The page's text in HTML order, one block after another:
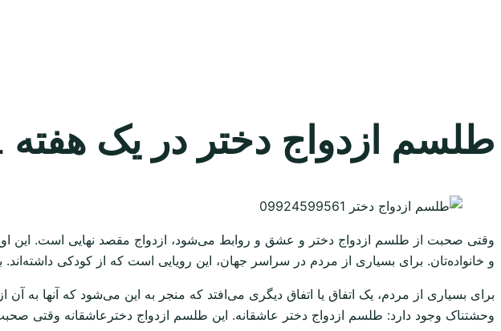
طلسم ازدواج دختر در یک هفته 09924599561
وقتی صحبت از طلسم ازدواج دختر و عشق و روابط می‌شود، ازدواج مقصد نهایی است. این
و خانواده‌تان. برای بسیاری از مردم در سراسر جهان، این رویایی است که از کودکی
برای بسیاری از مردم، یک اتفاق یا اتفاق دیگری می‌افتد که منجر به این می‌شود که آنها به
وحشتناک وجود دارد: طلسم ازدواج دختر عاشقانه. این طلسم ازدواج دخترعاشقانه وقتی